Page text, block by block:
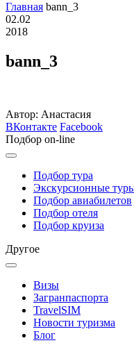
Главная bann_3
02.02
2018
bann_3
Автор: Анастасия
ВКонтакте Facebook
Подбор on-line
Подбор тура
Экскурсионные
Подбор авиабилетов
Подбор отеля
Подбор круиза
Другое
Визы
Загранпаспорта
TravelSIM
Новости туризма
Блог